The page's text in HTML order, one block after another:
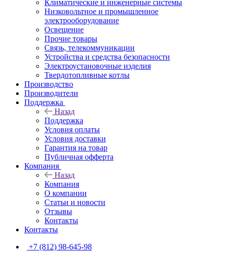
Климатические и инженерные системы
Низковольтное и промышленное
электрооборудование
Освещение
Прочие товары
Связь, телекоммуникации
Устройства и средства безопасности
Электроустановочные изделия
Твердотопливные котлы
Производство
Производители
Поддержка
Назад
Поддержка
Условия оплаты
Условия доставки
Гарантия на товар
Публичная офферта
Компания
Назад
Компания
О компании
Статьи и новости
Отзывы
Контакты
Контакты
+7 (812) 98-645-98